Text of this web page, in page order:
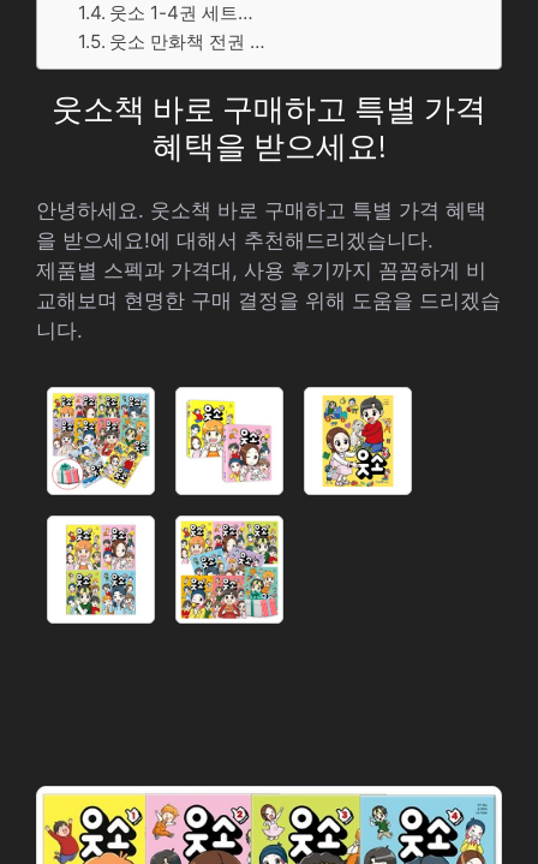
웃소 1-4권 세트…
웃소 만화책 전권 …
웃소책 바로 구매하고 특별 가격
혜택을 받으세요!
안녕하세요. 웃소책 바로 구매하고 특별 가격 혜택
을 받으세요!에 대해서 추천해드리겠습니다.
제품별 스펙과 가격대, 사용 후기까지 꼼꼼하게 비
교해보며 현명한 구매 결정을 위해 도움을 드리겠습
니다.